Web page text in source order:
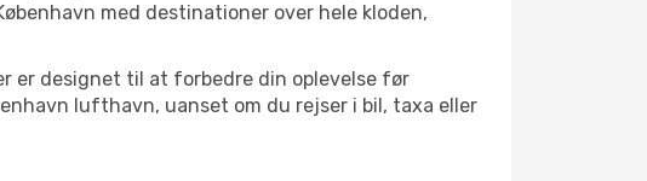
med destinationer over hele kloden,
er designet til at forbedre din oplevelse før
lufthavn, uanset om du rejser i bil, taxa eller